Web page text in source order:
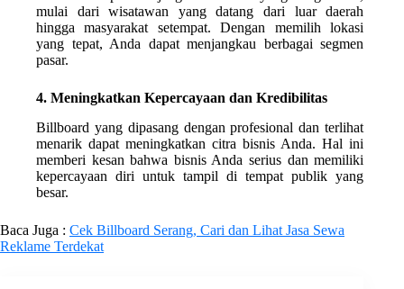
mulai dari wisatawan yang datang dari luar daerah
hingga masyarakat setempat. Dengan memilih lokasi
yang tepat, Anda dapat menjangkau berbagai segmen
pasar.
4. Meningkatkan Kepercayaan dan Kredibilitas
Billboard yang dipasang dengan profesional dan terlihat
menarik dapat meningkatkan citra bisnis Anda. Hal ini
memberi kesan bahwa bisnis Anda serius dan memiliki
kepercayaan diri untuk tampil di tempat publik yang
besar.
Baca Juga : Cek Billboard Serang, Cari dan Lihat Jasa Sewa
Reklame Terdekat